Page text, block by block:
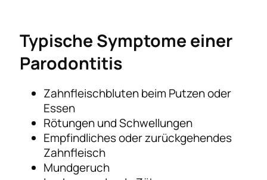
Typische Symptome einer
Parodontitis
Zahnfleischbluten beim Putzen oder
Essen
Rötungen und Schwellungen
Empfindliches oder zurückgehendes
Zahnfleisch
Mundgeruch